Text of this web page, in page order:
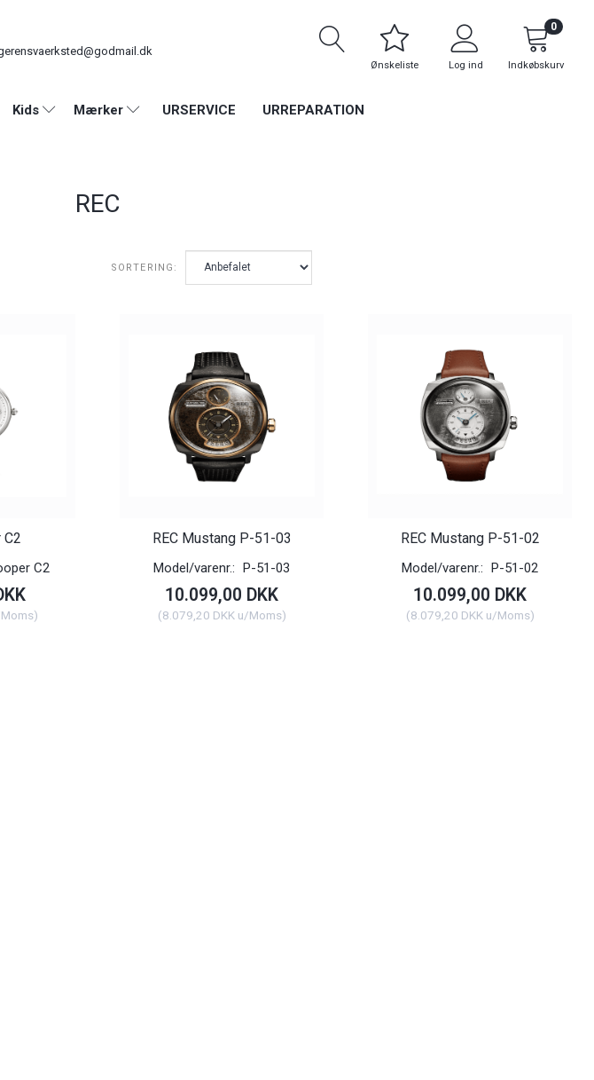
Ønskeliste Log ind Indkøbskurv
0
Kids Mærker URSERVICE URREPARATION
REC
SORTERING:
C2
C2
)
REC Mustang P-51-03
Model/varenr.: P-51-03
10.099,00 DKK
(8.079,20 DKK u/Moms)
REC Mustang P-51-02
Model/varenr.: P-51-02
10.099,00 DKK
(8.079,20 DKK u/Moms)